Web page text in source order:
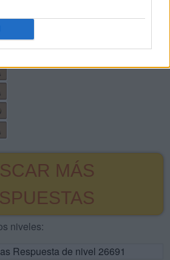
MÁS
niveles:
Respuesta de nivel 26691